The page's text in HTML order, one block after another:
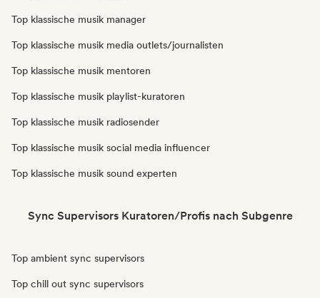
Top klassische musik manager
Top klassische musik media outlets/journalisten
Top klassische musik mentoren
Top klassische musik playlist-kuratoren
Top klassische musik radiosender
Top klassische musik social media influencer
Top klassische musik sound experten
Sync Supervisors Kuratoren/Profis nach Subgenre
Top ambient sync supervisors
Top chill out sync supervisors